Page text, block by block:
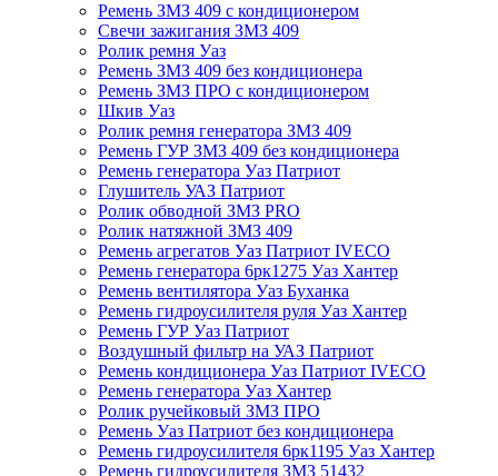
Ремень ЗМЗ 409 с кондиционером
Свечи зажигания ЗМЗ 409
Ролик ремня Уаз
Ремень ЗМЗ 409 без кондиционера
Ремень ЗМЗ ПРО с кондиционером
Шкив Уаз
Ролик ремня генератора ЗМЗ 409
Ремень ГУР ЗМЗ 409 без кондиционера
Ремень генератора Уаз Патриот
Глушитель УАЗ Патриот
Ролик обводной ЗМЗ PRO
Ролик натяжной ЗМЗ 409
Ремень агрегатов Уаз Патриот IVECO
Ремень генератора 6рк1275 Уаз Хантер
Ремень вентилятора Уаз Буханка
Ремень гидроусилителя руля Уаз Хантер
Ремень ГУР Уаз Патриот
Воздушный фильтр на УАЗ Патриот
Ремень кондиционера Уаз Патриот IVECO
Ремень генератора Уаз Хантер
Ролик ручейковый ЗМЗ ПРО
Ремень Уаз Патриот без кондиционера
Ремень гидроусилителя 6рк1195 Уаз Хантер
Ремень гидроусилителя ЗМЗ 51432